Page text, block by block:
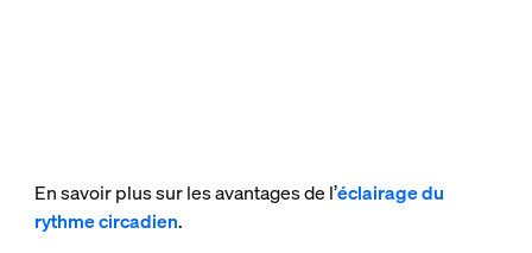
En savoir plus sur les avantages de l’éclairage du
rythme circadien.